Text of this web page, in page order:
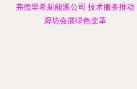
弗德里希新能源公司 技术服务推动
廊坊会展绿色变革